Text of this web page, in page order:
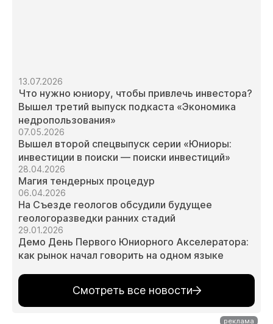
13.07.2026
Что нужно юниору, чтобы привлечь инвестора?
Вышел третий выпуск подкаста «Экономика
недропользования»
07.05.2026
Вышел второй спецвыпуск серии «Юниоры:
инвестиции в поиски — поиски инвестиций»
28.04.2026
Магия тендерных процедур
06.04.2026
На Съезде геологов обсудили будущее
геологоразведки ранних стадий
29.01.2026
Демо День Первого Юниорного Акселератора:
как рынок начал говорить на одном языке
Смотреть все новости